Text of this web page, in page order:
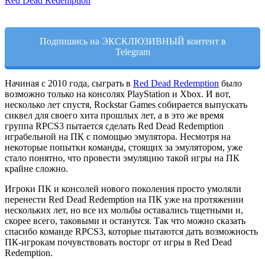
Подпишись на ЭКСКЛЮЗИВНЫЙ контент в
Telegram
Начиная с 2010 года, сыграть в Red Dead Redemption было
возможно только на консолях PlayStation и Xbox. И вот,
несколько лет спустя, Rockstar Games собирается выпускать
сиквел для своего хита прошлых лет, а в это же время
группа RPCS3 пытается сделать Red Dead Redemption
играбельной на ПК с помощью эмулятора. Несмотря на
некоторые попытки команды, стоящих за эмулятором, уже
стало понятно, что провести эмуляцию такой игры на ПК
крайне сложно.
Игроки ПК и консолей нового поколения просто умоляли
перенести Red Dead Redemption на ПК уже на протяжении
нескольких лет, но все их мольбы оставались тщетными и,
скорее всего, таковыми и останутся. Так что можно сказать
спасибо команде RPCS3, которые пытаются дать возможность
ПК-игрокам почувствовать восторг от игры в Red Dead
Redemption.